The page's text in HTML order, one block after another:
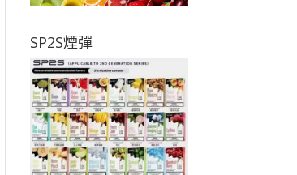
SP2S煙彈